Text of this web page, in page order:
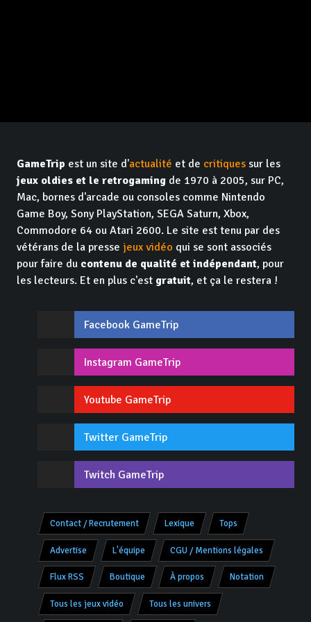
GameTrip est un site d'actualité et de critiques sur les
jeux oldies et le retrogaming de 1970 à 2005, sur PC,
Mac, bornes d'arcade ou consoles comme Nintendo
Game Boy, Sony PlayStation, SEGA Saturn, Xbox,
Commodore 64 ou Atari 2600. Le site est tenu par des
vétérans de la presse jeux vidéo qui se sont associés
pour faire du contenu de qualité et indépendant, pour
les lecteurs. Et en plus c'est gratuit, et ça le restera !
Facebook GameTrip
Instagram GameTrip
Youtube GameTrip
Twitter GameTrip
Twitch GameTrip
Contact / Recrutement Lexique Tops
Advertise L'équipe CGU / Mentions légales
Flux RSS Boutique À propos Notation
Tous les jeux vidéo Tous les univers